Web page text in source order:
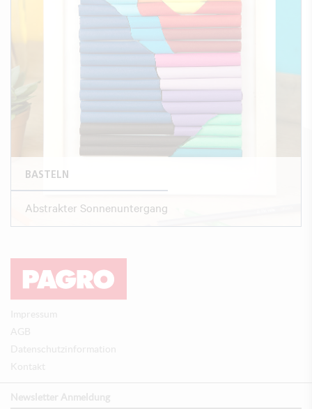
BASTELN
Abstrakter Sonnenuntergang
Impressum
AGB
Datenschutzinformation
Kontakt
Newsletter Anmeldung